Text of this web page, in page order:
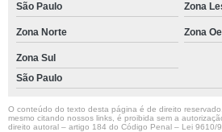
São Paulo Zona
Zona Norte Zona
Zona Sul
São Paulo
O conteúdo do texto desta página é de direito
mesmo citando nossos links, é proibida sem a
direito autoral – artigo 184 do Código Penal – Lei 9610/